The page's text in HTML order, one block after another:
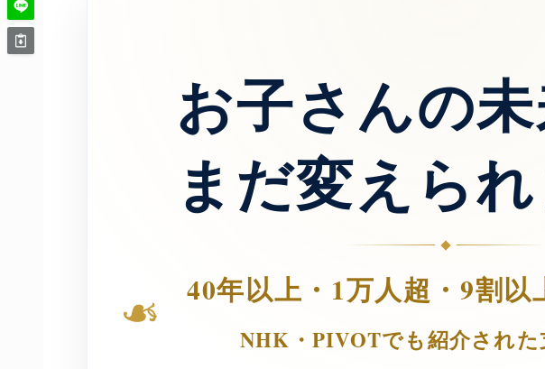
お子さんの未
まだ変えられ
❧ 40年以上・1万人超・9割以
NHK・PIVOTでも紹介され